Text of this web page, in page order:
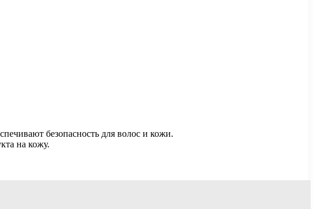
безопасность для волос и кожи.
на кожу.